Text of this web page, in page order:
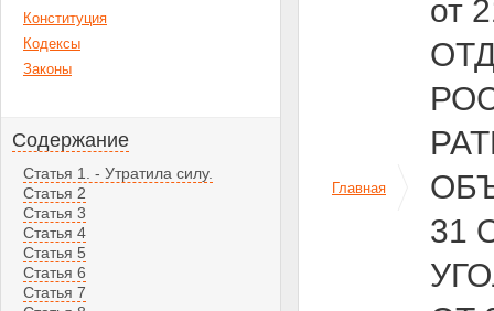
Конституция
Кодексы
Законы
Содержание
Статья 1. - Утратила силу.
Статья 2
Статья 3
Статья 4
Статья 5
Статья 6
Статья 7
Главная
от
31